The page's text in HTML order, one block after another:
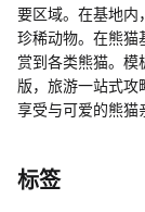
要区域。在基地内
珍稀动物。在熊猫
赏到各类熊猫。模
版，旅游一站式攻
享受与可爱的熊猫
标签